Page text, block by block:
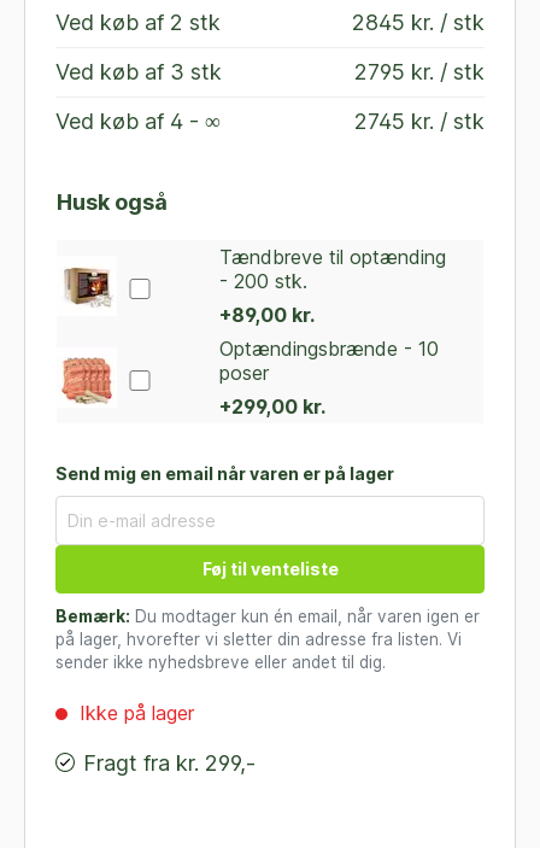
Ved køb af 2 stk
2845 kr. / stk
Ved køb af 3 stk
2795 kr. / stk
Ved køb af 4 - ∞ 2745 kr. / stk
Husk også
Tændbreve til optænding
- 200 stk.
+89,00 kr.
Optændingsbrænde - 10
poser
+299,00 kr.
Send mig en email når varen er på lager
Føj til venteliste
Bemærk: Du modtager kun én email, når varen igen er
på lager, hvorefter vi sletter din adresse fra listen. Vi
sender ikke nyhedsbreve eller andet til dig.
Ikke på lager
Fragt fra kr. 299,-